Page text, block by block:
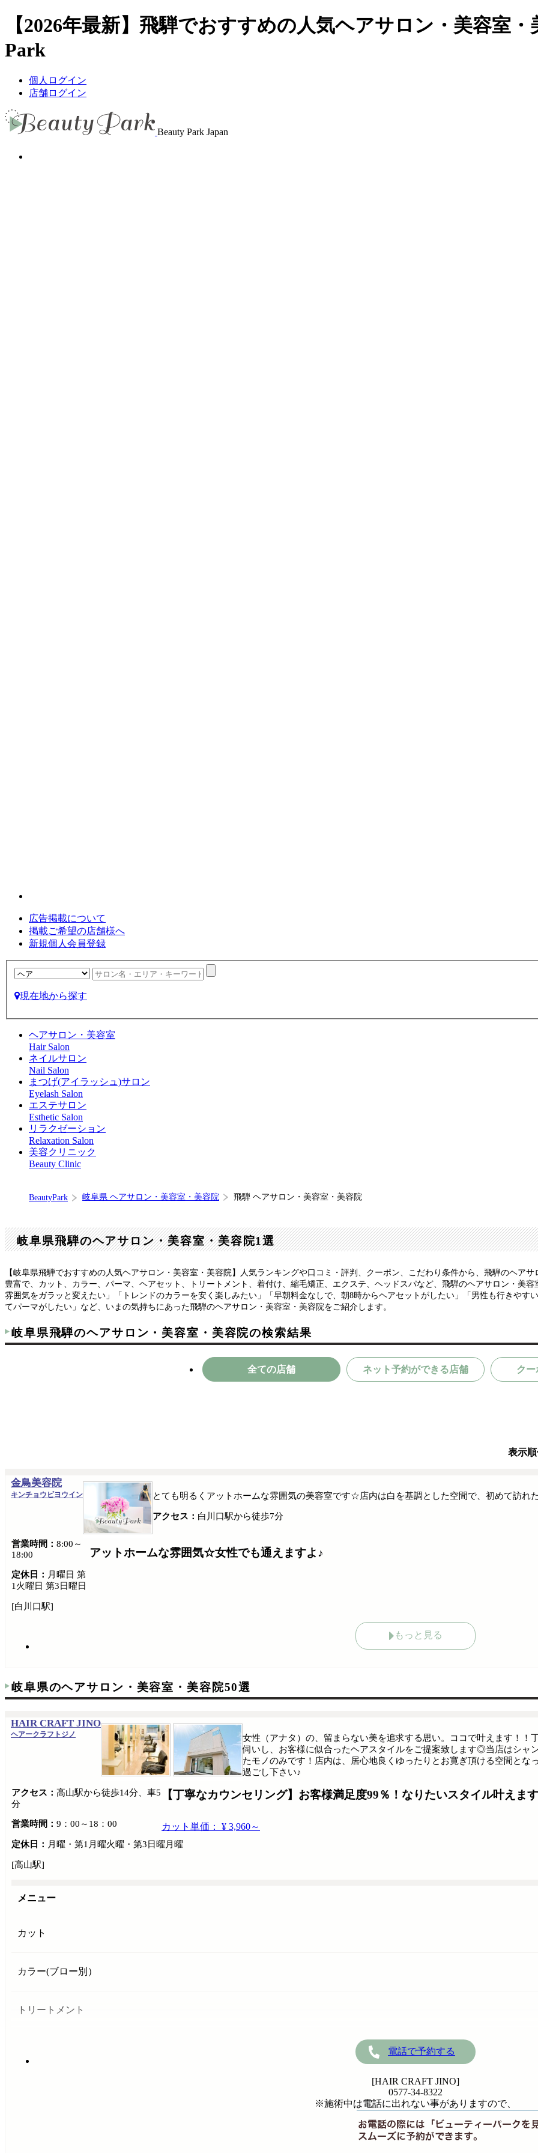
【2026年最新】飛騨でおすすめの人気ヘアサロン・美容室
Park
個人ログイン
店舗ログイン
Beauty Park Japan
広告掲載について
掲載ご希望の店舗様へ
新規個人会員登録
現在地から探す
ヘアサロン・美容室
Hair Salon
ネイルサロン
Nail Salon
まつげ(アイラッシュ)サロン
Eyelash Salon
エステサロン
Esthetic Salon
リラクゼーション
Relaxation Salon
美容クリニック
Beauty Clinic
BeautyPark 岐阜県 ヘアサロン・美容室・美容院 飛騨 ヘアサロン・美容室・美容院
岐阜県飛騨のヘアサロン・美容室・美容院1選
【岐阜県飛騨でおすすめの人気ヘアサロン・美容室・美容院】人気ランキングや口コミ・評判、クーポン、こだわり条件から、飛騨のヘア
豊富で、カット、カラー、パーマ、ヘアセット、トリートメント、着付け、縮毛矯正、エクステ、ヘッドスパなど、飛騨のヘアサロン・美
雰囲気をガラッと変えたい」「トレンドのカラーを安く楽しみたい」「早朝料金なしで、朝8時からヘアセットがしたい」「男性も行きや
てパーマがしたい」など、いまの気持ちにあった飛騨のヘアサロン・美容室・美容院をご紹介します。
岐阜県飛騨のヘアサロン・美容室・美容院の検索結果
全ての店舗 ネット予約ができる店舗 クー
表示
金鳥美容院
キンチョウビヨウイン
アットホームな雰囲気☆女性でも通えますよ♪
とても明るくアットホームな雰囲気の美容室です☆店内は白を基調とした空間で、初めて訪れ
アクセス： 白川口駅から徒歩7分
営業時間： 8:00～
18:00
定休日： 月曜日 第
1火曜日 第3日曜日
[白川口駅]
もっと見る
岐阜県のヘアサロン・美容室・美容院50選
HAIR CRAFT JINO
ヘアークラフトジノ
【丁寧なカウンセリング】お客様満足度99％！なりたいスタイル叶えま
カット単価： ¥ 3,960～
女性（アナタ）の、留まらない美を追求する思い。ココで叶えます！
伺いし、お客様に似合ったヘアスタイルをご提案致します◎当店はシャ
たモノのみです！店内は、居心地良くゆったりとお寛ぎ頂ける空間と
過ごし下さい♪
アクセス： 高山駅から徒歩14分、車5
分
営業時間： 9：00～18：00
定休日： 月曜・第1月曜火曜・第3日曜月曜
[高山駅]
メニュー
カット
カラー(ブロー別）
トリートメント
電話で予約する
[HAIR CRAFT JINO]
0577-34-8322
※施術中は電話に出れない事がありますので、